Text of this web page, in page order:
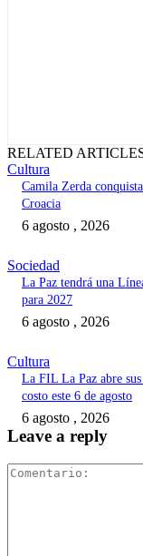
RELATED
Cultura
Camila Zerda
Croacia
6 agosto , 2026
Sociedad
La Paz tendrá una
para 2027
6 agosto , 2026
Cultura
La FIL La Paz abre
costo este 6 de agosto
6 agosto , 2026
Leave a reply